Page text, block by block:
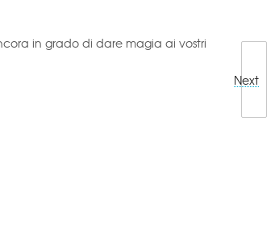
Next
in grado di dare magia ai vostri